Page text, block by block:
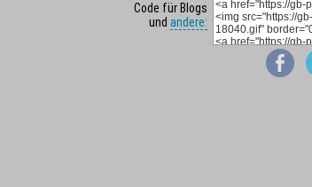
Code für Blogs
und andere: